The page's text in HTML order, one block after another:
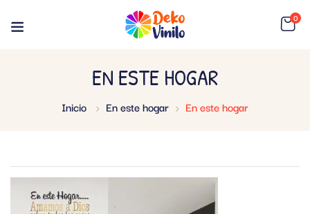
0
EN ESTE HOGAR
Inicio En este hogar En este hogar